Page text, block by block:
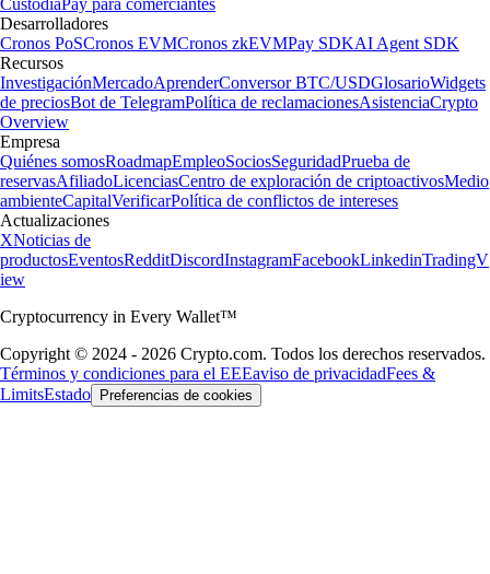
Custodia Pay para comerciantes
Desarrolladores
Cronos PoSCronos EVMCronos zkEVMPay SDKAI Agent SDK
Recursos
InvestigaciónMercadoAprenderConversor BTC/USDGlosarioWidgets
de preciosBot de TelegramPolítica de reclamacionesAsistenciaCrypto
Overview
Empresa
Quiénes somosRoadmapEmpleoSociosSeguridadPrueba de
reservasAfiliadoLicenciasCentro de exploración de criptoactivosMedio
ambienteCapitalVerificarPolítica de conflictos de intereses
Actualizaciones
XNoticias de
productosEventosRedditDiscordInstagramFacebookLinkedinTradingV
iew
Cryptocurrency in Every Wallet™
Copyright © 2024 - 2026 Crypto.com. Todos los derechos reservados.
Términos y condiciones para el EEEaviso de privacidadFees &
LimitsEstado Preferencias de cookies